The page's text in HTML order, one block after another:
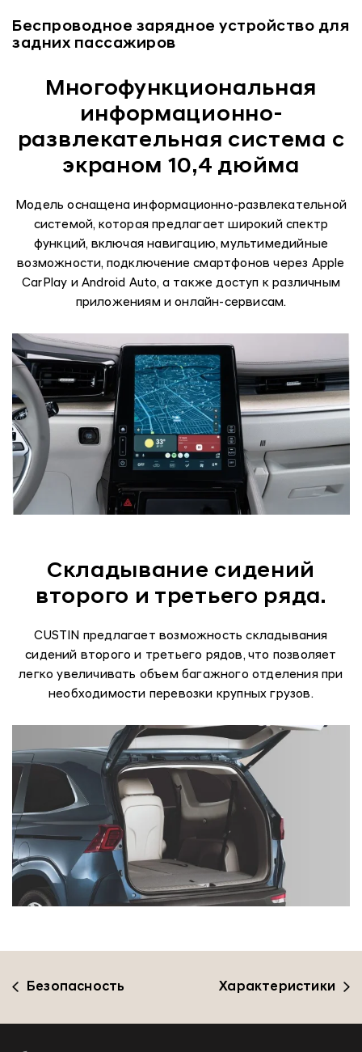
Беспроводное зарядное устройство для
задних пассажиров
Многофункциональная
информационно-
развлекательная система с
экраном 10,4 дюйма
Модель оснащена информационно-развлекательной
системой, которая предлагает широкий спектр
функций, включая навигацию, мультимедийные
возможности, подключение смартфонов через Apple
CarPlay и Android Auto, а также доступ к различным
приложениям и онлайн-сервисам.
Складывание сидений
второго и третьего ряда.
CUSTIN предлагает возможность складывания
сидений второго и третьего рядов, что позволяет
легко увеличивать объем багажного отделения при
необходимости перевозки крупных грузов.
Безопасность Характеристики